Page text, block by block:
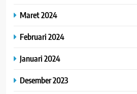
Maret 2024
Februari 2024
Januari 2024
Desember 2023